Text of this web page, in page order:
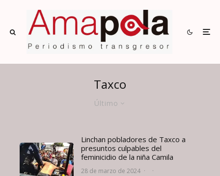
Taxco
Último
Linchan pobladores de Taxco a
presuntos culpables del
feminicidio de la niña Camila
28 de marzo de 2024 ·
·